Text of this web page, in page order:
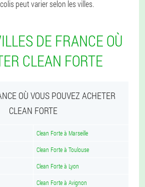
peut varier selon les villes.
DE FRANCE OÙ
CLEAN FORTE
OÙ VOUS POUVEZ ACHETER
CLEAN FORTE
Clean Forte à Marseille
Clean Forte à Toulouse
Clean Forte à Lyon
Clean Forte à Avignon